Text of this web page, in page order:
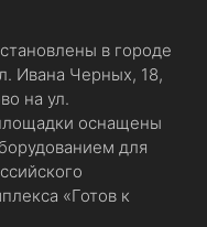
в городе
Ивана Черных, 18,
на ул.
оснащены
для
«Готов к